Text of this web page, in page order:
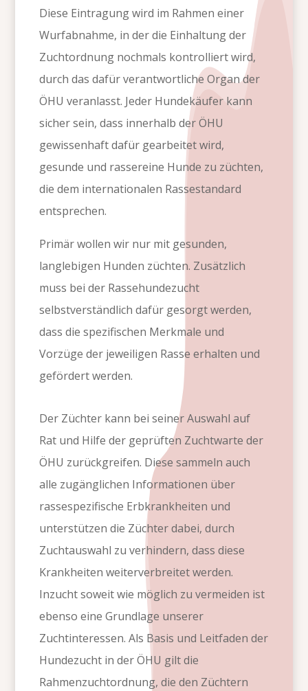
Diese Eintragung wird im Rahmen einer
Wurfabnahme, in der die Einhaltung der
Zuchtordnung nochmals kontrolliert wird,
durch das dafür verantwortliche Organ der
ÖHU veranlasst. Jeder Hundekäufer kann
sicher sein, dass innerhalb der ÖHU
gewissenhaft dafür gearbeitet wird,
gesunde und rassereine Hunde zu züchten,
die dem internationalen Rassestandard
entsprechen.
Primär wollen wir nur mit gesunden,
langlebigen Hunden züchten. Zusätzlich
muss bei der Rassehundezucht
selbstverständlich dafür gesorgt werden,
dass die spezifischen Merkmale und
Vorzüge der jeweiligen Rasse erhalten und
gefördert werden.
Der Züchter kann bei seiner Auswahl auf
Rat und Hilfe der geprüften Zuchtwarte der
ÖHU zurückgreifen. Diese sammeln auch
alle zugänglichen Informationen über
rassespezifische Erbkrankheiten und
unterstützen die Züchter dabei, durch
Zuchtauswahl zu verhindern, dass diese
Krankheiten weiterverbreitet werden.
Inzucht soweit wie möglich zu vermeiden ist
ebenso eine Grundlage unserer
Zuchtinteressen. Als Basis und Leitfaden der
Hundezucht in der ÖHU gilt die
Rahmenzuchtordnung, die den Züchtern